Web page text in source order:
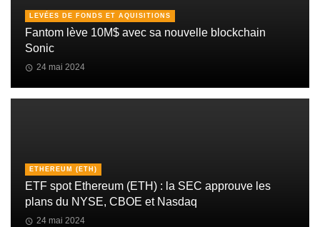
LEVÉES DE FONDS ET AQUISITIONS
Fantom lève 10M$ avec sa nouvelle blockchain
Sonic
24 mai 2024
ETHEREUM (ETH)
ETF spot Ethereum (ETH) : la SEC approuve les
plans du NYSE, CBOE et Nasdaq
24 mai 2024